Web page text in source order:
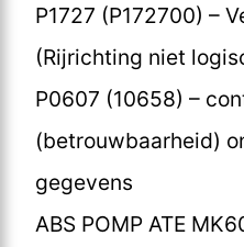
P1727 (P172700) –
(Rijrichting niet
P0607 (10658) –
(betrouwbaarheid)
gegevens
ABS POMP ATE